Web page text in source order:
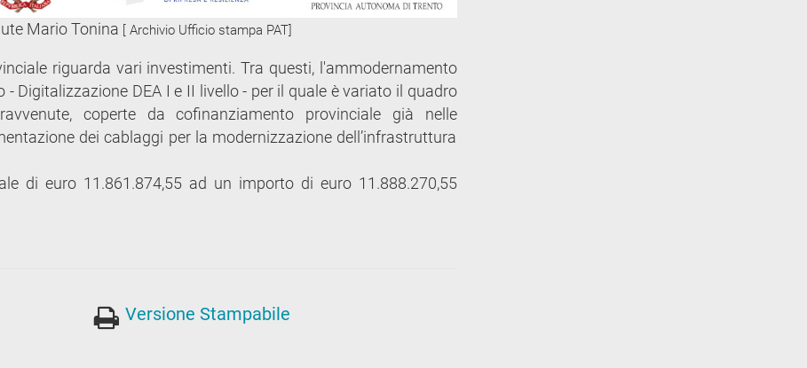
Mario Tonina [ Archivio Ufficio stampa PAT]
riguarda vari investimenti. Tra questi, l'ammodernamento
Digitalizzazione DEA I e II livello - per il quale è variato il quadro
coperte da cofinanziamento provinciale già nelle
dei cablaggi per la modernizzazione dell’infrastruttura
di euro 11.861.874,55 ad un importo di euro 11.888.270,55
Versione Stampabile